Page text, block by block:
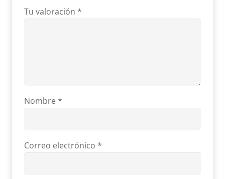
Tu valoración *
Nombre *
Correo electrónico *